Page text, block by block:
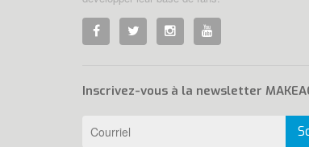
Inscrivez-vous à la newsletter